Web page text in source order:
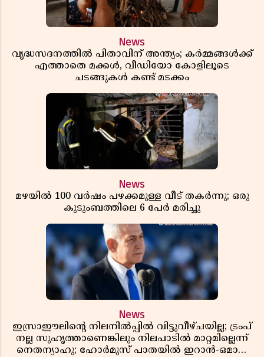
News
വൃദ്ധസദനത്തിൽ പിതാവിന് അന്ത്യം; കർമ്മങ്ങൾക്ക്
എത്താതെ മക്കൾ, വീഡിയോ കോളിലൂടെ
ചടങ്ങുകൾ കണ്ട് മടക്കം
News
മഴയിൽ 100 വർഷം പഴക്കമുള്ള വീട് തകർന്നു; ഒരു
കുടുംബത്തിലെ 6 പേർ മരിച്ചു
News
ഇസ്രാഈലിന്റെ നിലനിൽപ്പിൽ വിട്ടുവീഴ്ചയില്ല; ട്രംപ്
നല്ല സുഹൃത്താണെങ്കിലും നിലപാടിൽ മാറ്റമില്ലെന്ന്
നെതന്യാഹു; ഹോർമുസ് പാതയിൽ ഇറാൻ-ഒമാൻ